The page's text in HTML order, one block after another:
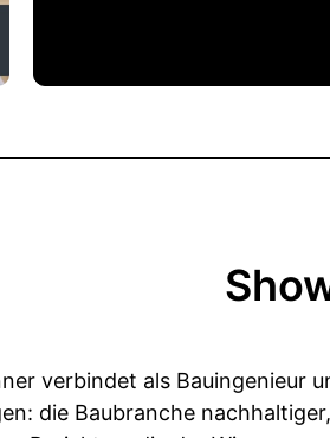
verbindet als Bauingenieur
die Baubranche